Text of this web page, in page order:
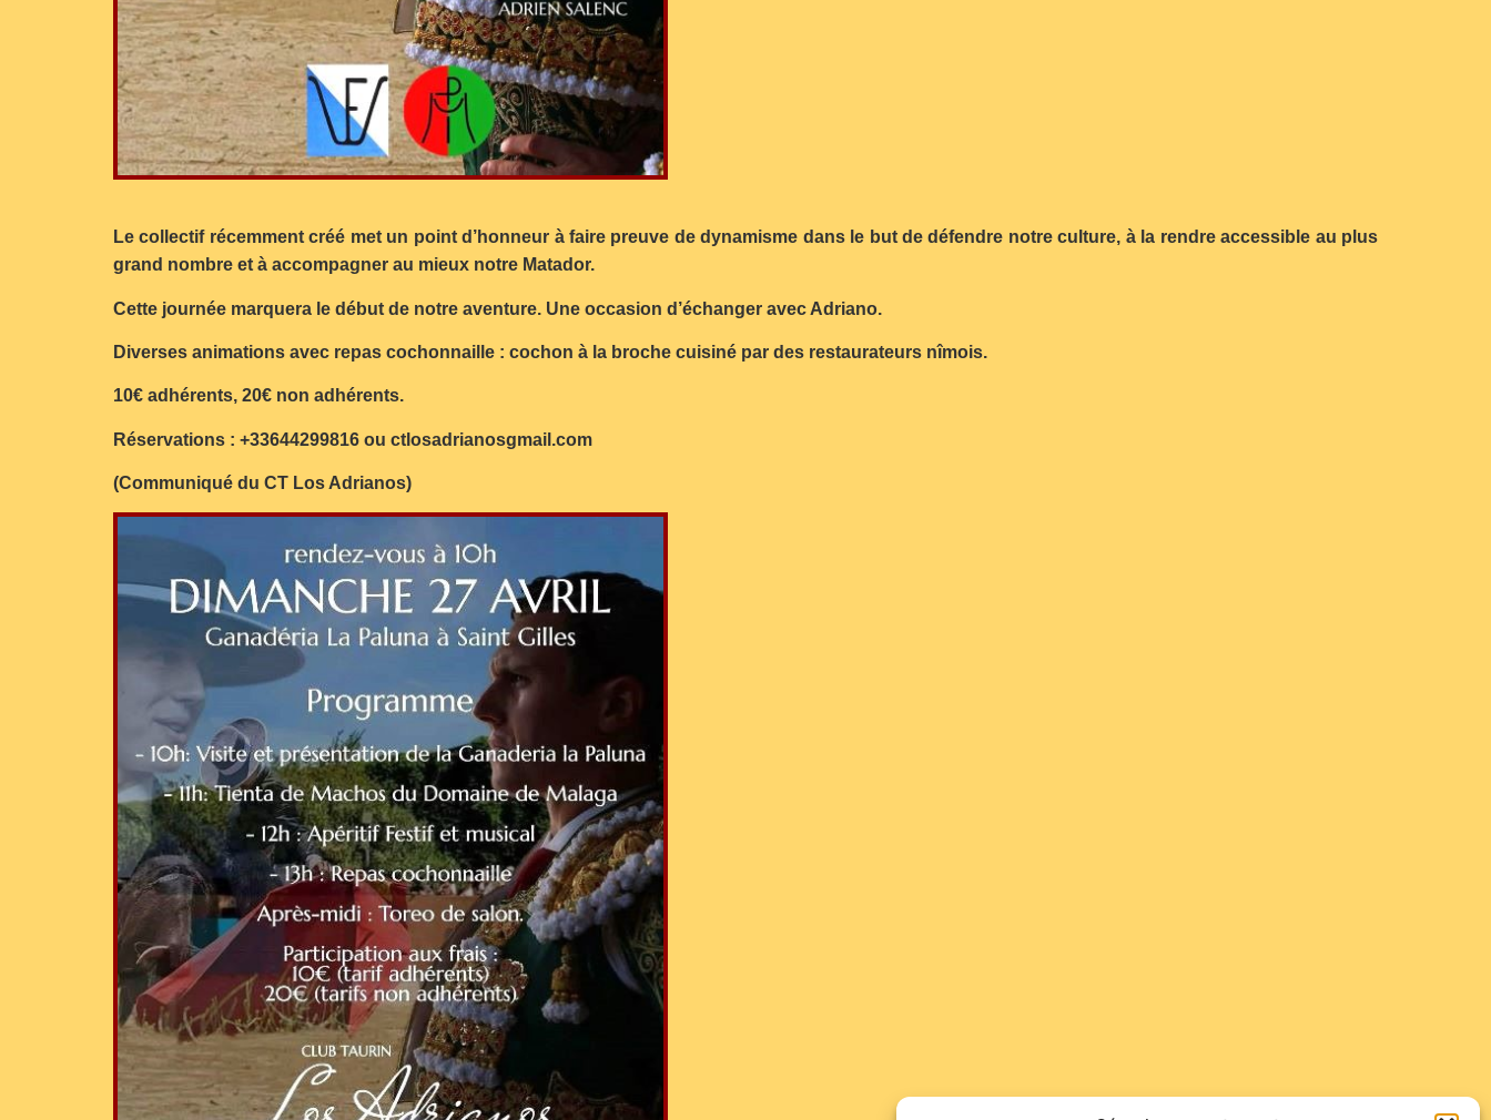
Le collectif récemment créé met un point d’honneur à faire preuve de dynamisme dans le but de défendre notre culture, à la rendre accessible au plus
grand nombre et à accompagner au mieux notre Matador.
Cette journée marquera le début de notre aventure. Une occasion d’échanger avec Adriano.
Diverses animations avec repas cochonnaille : cochon à la broche cuisiné par des restaurateurs nîmois.
10€ adhérents, 20€ non adhérents.
Réservations : +33644299816 ou ctlosadrianosgmail.com
(Communiqué du CT Los Adrianos)